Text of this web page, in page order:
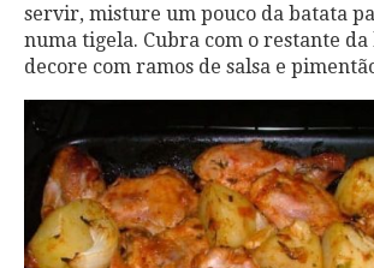
servir, misture um pouco da batata
numa tigela. Cubra com o restante da
decore com ramos de salsa e